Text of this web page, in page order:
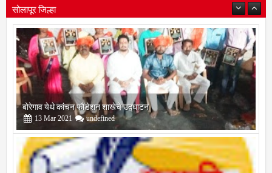
सोलापूर जिल्हा
बोरेगाव येथे कांचन फौंडेशन शाखेचे उद्घाटन
2021 undefined